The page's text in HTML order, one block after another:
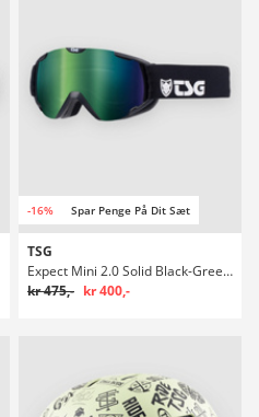
-16% Spar Penge På Dit Sæt
TSG
Expect Mini 2.0 Solid Black-Green Briller
kr 475,- kr 400,-